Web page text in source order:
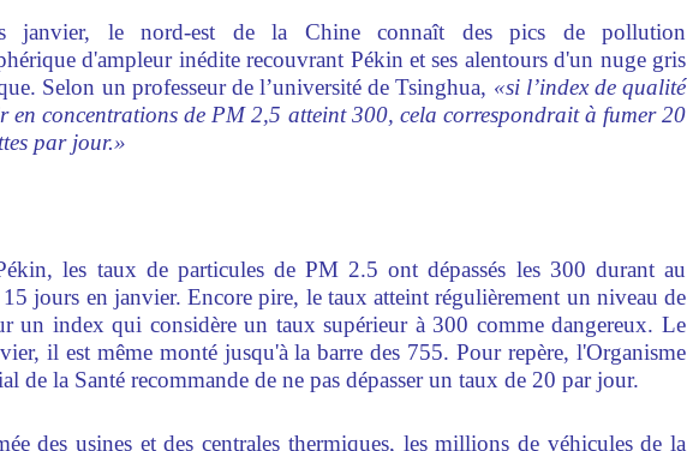
janvier, le nord-est de la Chine connaît des pics de pollution
d'ampleur inédite recouvrant Pékin et ses alentours d'un nuge gris
Selon un professeur de l’université de Tsinghua, «si l’index de qualité
en concentrations de PM 2,5 atteint 300, cela correspondrait à fumer 20
par jour.»
les taux de particules de PM 2.5 ont dépassés les 300 durant au
jours en janvier. Encore pire, le taux atteint régulièrement un niveau de
un index qui considère un taux supérieur à 300 comme dangereux. Le
il est même monté jusqu'à la barre des 755. Pour repère, l'Organisme
de la Santé recommande de ne pas dépasser un taux de 20 par jour.
des usines et des centrales thermiques, les millions de véhicules de la